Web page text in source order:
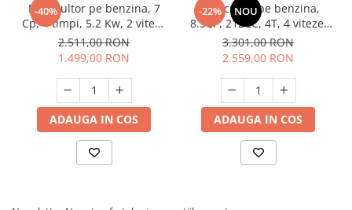
-40%
Motocultor pe benzina, 7
Cp, 4 timpi, 5.2 Kw, 2 viteze
+ marsarier, latime lucru
100mm, 208 cm³, RAIDER
2.511,00 RON
1.499,00 RON
ADAUGA IN COS
-22% NOU
Motocultor pe benzina,
8.5CP, 212CC, 4T, 4 viteze,
pornire manuala, cu roti,
far, Detoolz DZ-MT1004-
3.301,00 RON
2.559,00 RON
ADAUGA IN COS